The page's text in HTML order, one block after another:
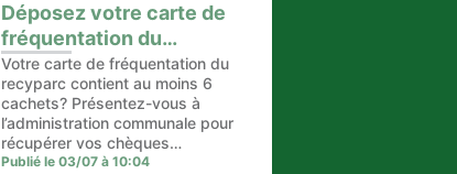
Déposez votre carte de
fréquentation du
recyparc dès à présent
Votre carte de fréquentation du
recyparc contient au moins 6
cachets? Présentez-vous à
l’administration communale pour
récupérer vos chèques
commerces. Attention ! Ne
Publié le 03/07 à 10:04